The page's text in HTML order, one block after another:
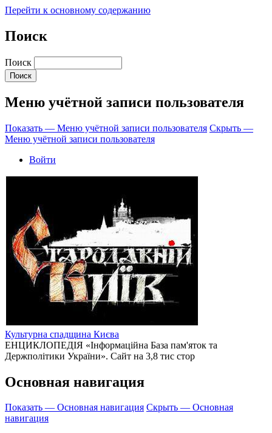
Перейти к основному содержанию
Поиск
Поиск
Меню учётной записи пользователя
Показать — Меню учётной записи пользователя Скрыть —
Меню учётной записи пользователя
Войти
Культурна спадщина Києва
ЕНЦИКЛОПЕДІЯ «Інформаційна База пам'яток та
Держполітики України». Сайт на 3,8 тис стор
Основная навигация
Показать — Основная навигация Скрыть — Основная
навигация